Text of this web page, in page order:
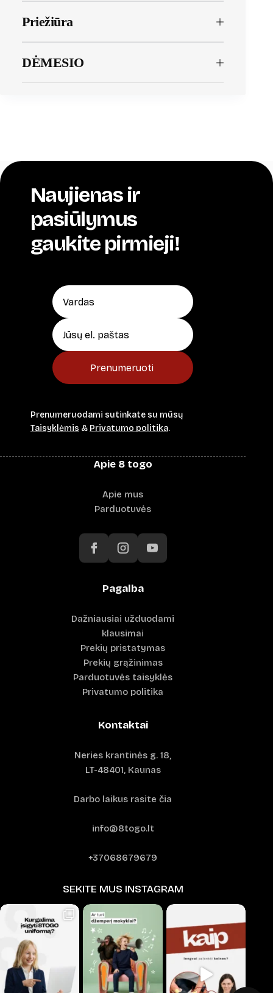
Priežiūra
DĖMESIO
Naujienas ir
pasiūlymus
gaukite pirmieji!
Prenumeruoti
Prenumeruodami sutinkate su mūsų
Taisyklėmis & Privatumo politika.
Apie 8 togo
Apie mus
Parduotuvės
Pagalba
Dažniausiai užduodami
klausimai
Prekių pristatymas
Prekių grąžinimas
Parduotuvės taisyklės
Privatumo politika
Kontaktai
Neries krantinės g. 18,
LT-48401, Kaunas
Darbo laikus rasite čia
info@8togo.lt
+37068679679
SEKITE MUS INSTAGRAM